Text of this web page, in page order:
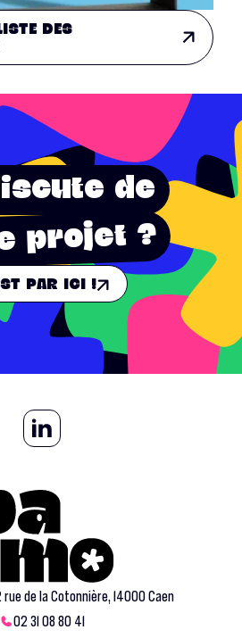
DES
de
projet ?
PAR ICI !
de la Cotonnière, 14000 Caen
02 31 08 80 41